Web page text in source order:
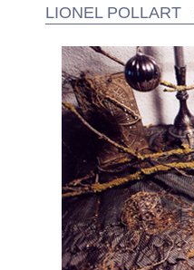
LIONEL POLLART